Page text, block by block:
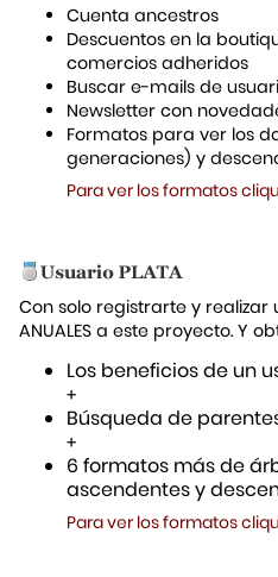
Cuenta ancestros
Descuentos en la
comercios adheridos
Buscar e-mails de
Newsletter con
Formatos para ver los
generaciones) y
Para ver los formatos
Con solo registrarte y realizar
ANUALES a este proyecto. Y
Los beneficios de un
+
Búsqueda de
+
6 formatos más de
ascendentes y
Para ver los formatos